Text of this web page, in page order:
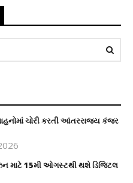
ચોરી કરતી આંતરરાજ્ય કંજર
માટે 15મી ઓગસ્ટથી થશે ડિજિટલ